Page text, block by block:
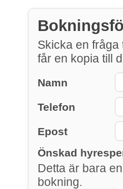
Skicka en fråga
får en kopia till
Namn
Telefon
Epost
Önskad
Detta är bara
bokning.